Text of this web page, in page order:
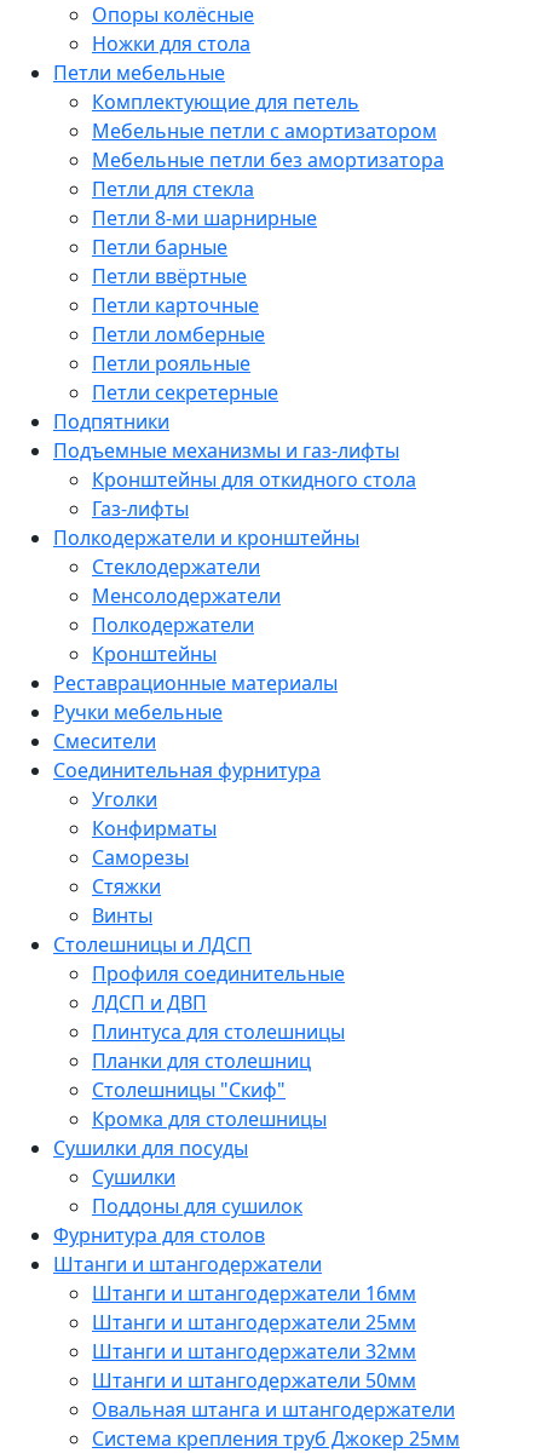
Опоры колёсные
Ножки для стола
Петли мебельные
Комплектующие для петель
Мебельные петли с амортизатором
Мебельные петли без амортизатора
Петли для стекла
Петли 8-ми шарнирные
Петли барные
Петли ввёртные
Петли карточные
Петли ломберные
Петли рояльные
Петли секретерные
Подпятники
Подъемные механизмы и газ-лифты
Кронштейны для откидного стола
Газ-лифты
Полкодержатели и кронштейны
Стеклодержатели
Менсолодержатели
Полкодержатели
Кронштейны
Реставрационные материалы
Ручки мебельные
Смесители
Соединительная фурнитура
Уголки
Конфирматы
Саморезы
Стяжки
Винты
Столешницы и ЛДСП
Профиля соединительные
ЛДСП и ДВП
Плинтуса для столешницы
Планки для столешниц
Столешницы "Скиф"
Кромка для столешницы
Сушилки для посуды
Сушилки
Поддоны для сушилок
Фурнитура для столов
Штанги и штангодержатели
Штанги и штангодержатели 16мм
Штанги и штангодержатели 25мм
Штанги и штангодержатели 32мм
Штанги и штангодержатели 50мм
Овальная штанга и штангодержатели
Система крепления труб Джокер 25мм